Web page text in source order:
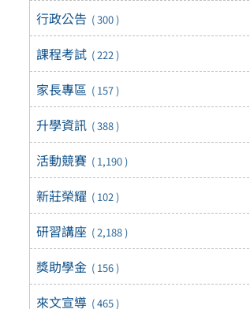
行政公告 ( 300 )
課程考試 ( 222 )
家長專區 ( 157 )
升學資訊 ( 388 )
活動競賽 ( 1,190 )
新莊榮耀 ( 102 )
研習講座 ( 2,188 )
獎助學金 ( 156 )
來文宣導 ( 465 )